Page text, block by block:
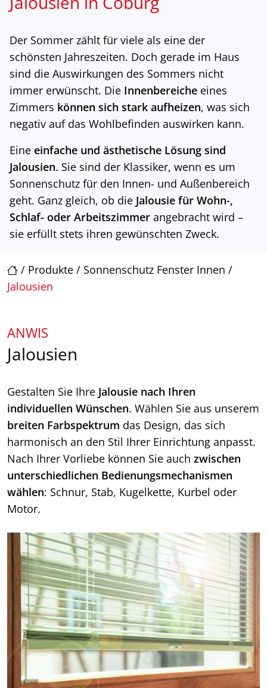
/ Produkte / Sonnenschutz Fenster Innen /
Jalousien
Der Sommer zählt für viele als eine der
schönsten Jahreszeiten. Doch gerade im Haus
sind die Auswirkungen des Sommers nicht
immer erwünscht. Die Innenbereiche eines
Zimmers können sich stark aufheizen, was sich
negativ auf das Wohlbefinden auswirken kann.
Eine einfache und ästhetische Lösung sind
Jalousien. Sie sind der Klassiker, wenn es um
Sonnenschutz für den Innen- und Außenbereich
geht. Ganz gleich, ob die Jalousie für Wohn-,
Schlaf- oder Arbeitszimmer angebracht wird –
sie erfüllt stets ihren gewünschten Zweck.
ANWIS
Jalousien
Gestalten Sie Ihre Jalousie nach Ihren
individuellen Wünschen. Wählen Sie aus unserem
breiten Farbspektrum das Design, das sich
harmonisch an den Stil Ihrer Einrichtung anpasst.
Nach Ihrer Vorliebe können Sie auch zwischen
unterschiedlichen Bedienungsmechanismen
wählen: Schnur, Stab, Kugelkette, Kurbel oder
Motor.